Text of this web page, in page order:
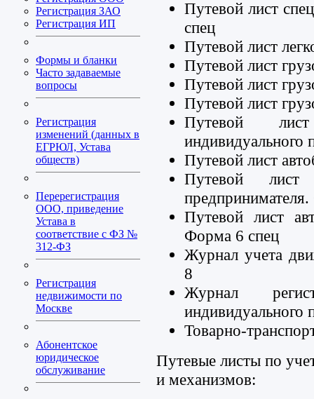
Регистрация ЗАО
Регистрация ИП
Формы и бланки
Часто задаваемые
вопросы
Регистрация
изменений (данных в
ЕГРЮЛ, Устава
обществ)
Перерегистрация
ООО, приведение
Устава в
соответствие с ФЗ №
312-ФЗ
Регистрация
недвижимости по
Москве
Абонентское
юридическое
обслуживание
Путевой лист
спец
Путевой лист
Путевой лист
Путевой лист
Путевой лист
Путевой
Путевой лист
Путевой лист
Путевой лист
Форма 6 спец
Журнал учета
8
Журнал
индивидуального
Товарно-
Путевые листы по
и механизмов: